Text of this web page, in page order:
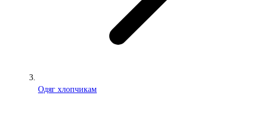
Одяг хлопчикам